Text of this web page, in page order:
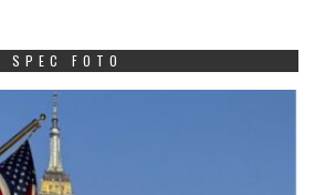
SPEC FOTO